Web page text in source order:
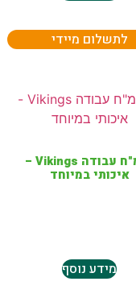
לתשלום מיידי
דגמ"ח עבודה Vikings –
איכותי במיוחד
מידע נוסף